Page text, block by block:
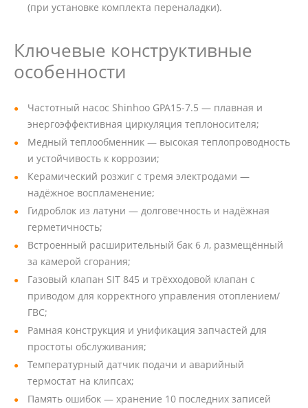
(при установке комплекта переналадки).
Ключевые конструктивные
особенности
Частотный насос Shinhoo GPA15-7.5 — плавная и
энергоэффективная циркуляция теплоносителя;
Медный теплообменник — высокая теплопроводность
и устойчивость к коррозии;
Керамический розжиг с тремя электродами —
надёжное воспламенение;
Гидроблок из латуни — долговечность и надёжная
герметичность;
Встроенный расширительный бак 6 л, размещённый
за камерой сгорания;
Газовый клапан SIT 845 и трёхходовой клапан с
приводом для корректного управления отоплением/
ГВС;
Рамная конструкция и унификация запчастей для
простоты обслуживания;
Температурный датчик подачи и аварийный
термостат на клипсах;
Память ошибок — хранение 10 последних записей